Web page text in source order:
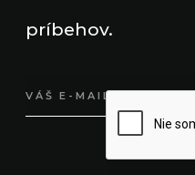
príbehov.